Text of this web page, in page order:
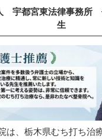
宇都宮東法律事務所
生
は、栃木県むち打ち治